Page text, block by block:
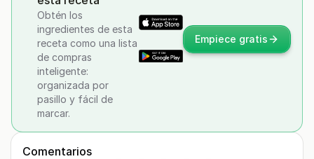
Obtén los
ingredientes de esta
receta como una lista
de compras
inteligente:
organizada por
pasillo y fácil de
marcar.
Empiece gratis
Comentarios